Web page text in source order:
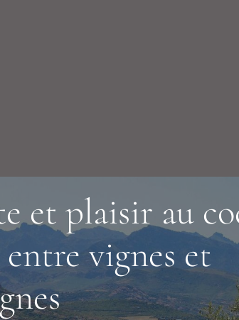
et plaisir au
vignes et